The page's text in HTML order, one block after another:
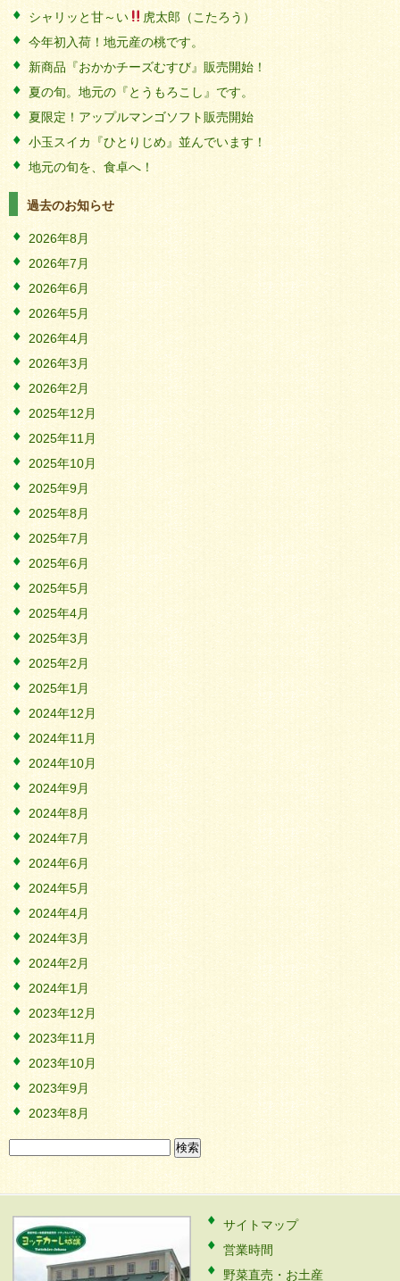
シャリッと甘～い
虎太郎（こたろう）
今年初入荷！地元産の桃です。
新商品『おかかチーズむすび』販売開始！
夏の旬。地元の『とうもろこし』です。
夏限定！アップルマンゴソフト販売開始
小玉スイカ『ひとりじめ』並んでいます！
地元の旬を、食卓へ！
過去のお知らせ
2026年8月
2026年7月
2026年6月
2026年5月
2026年4月
2026年3月
2026年2月
2025年12月
2025年11月
2025年10月
2025年9月
2025年8月
2025年7月
2025年6月
2025年5月
2025年4月
2025年3月
2025年2月
2025年1月
2024年12月
2024年11月
2024年10月
2024年9月
2024年8月
2024年7月
2024年6月
2024年5月
2024年4月
2024年3月
2024年2月
2024年1月
2023年12月
2023年11月
2023年10月
2023年9月
2023年8月
索:
サイトマップ
営業時間
野菜直売・お土産